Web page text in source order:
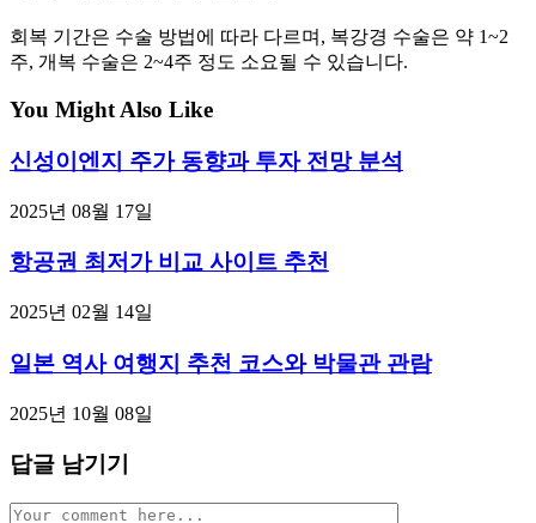
회복 기간은 수술 방법에 따라 다르며, 복강경 수술은 약 1~2
주, 개복 수술은 2~4주 정도 소요될 수 있습니다.
You Might Also Like
신성이엔지 주가 동향과 투자 전망 분석
2025년 08월 17일
항공권 최저가 비교 사이트 추천
2025년 02월 14일
일본 역사 여행지 추천 코스와 박물관 관람
2025년 10월 08일
답글 남기기
Comment